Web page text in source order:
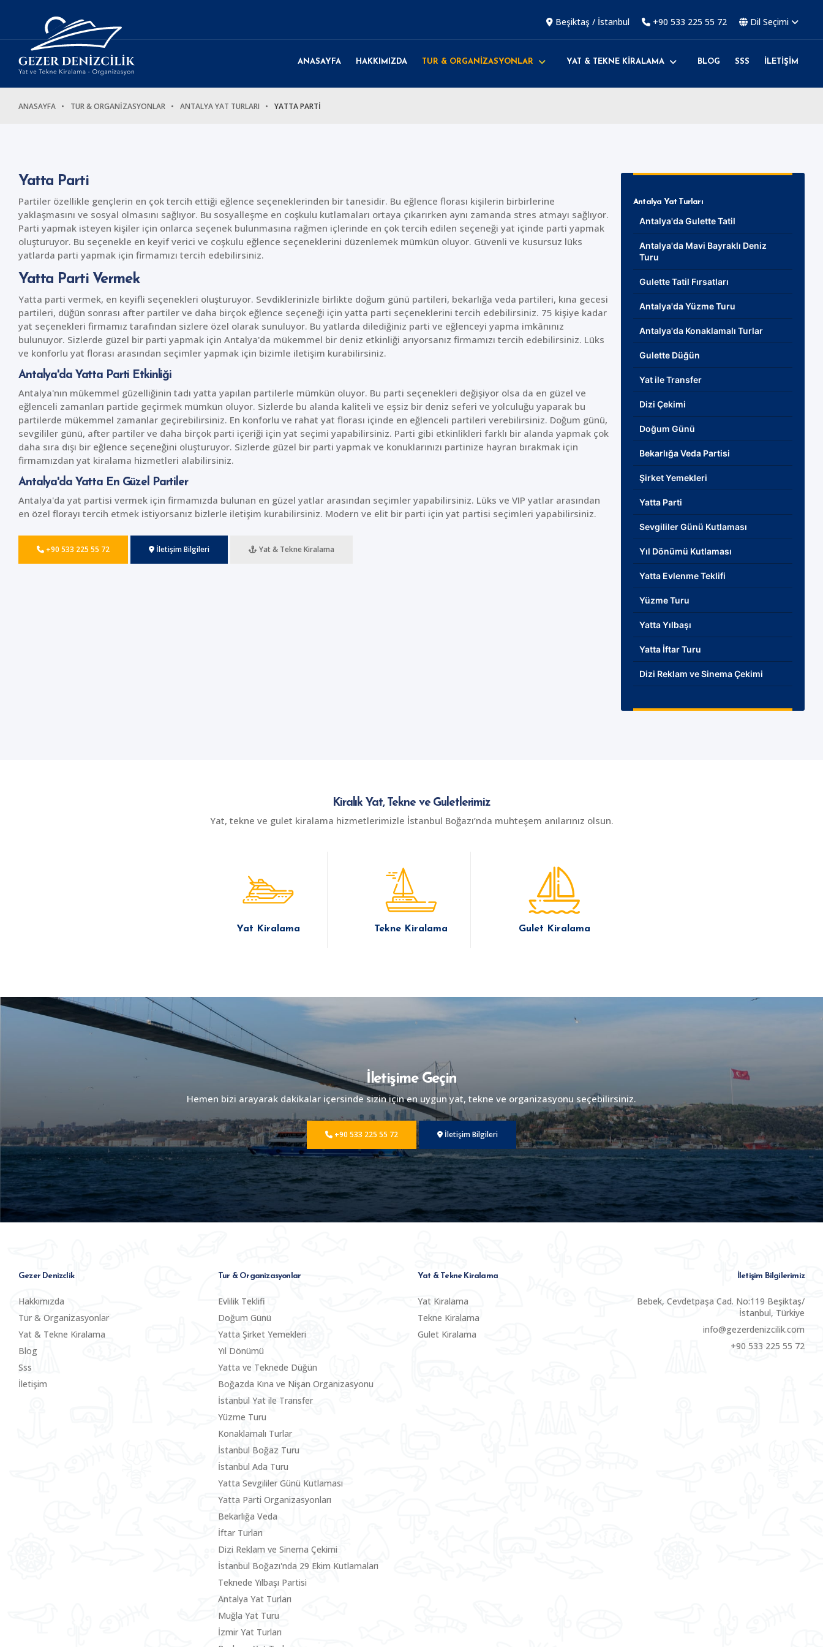
Beşiktaş / İstanbul +90 533 225 55 72 Dil Seçimi
ANASAYFA HAKKIMIZDA TUR & ORGANİZASYONLAR YAT & TEKNE KİRALAMA BLOG SSS İLETİŞİM
ANASAYFA TUR & ORGANİZASYONLAR ANTALYA YAT TURLARI YATTA PARTİ
Yatta Parti
Partiler özellikle gençlerin en çok tercih ettiği eğlence seçeneklerinden bir tanesidir. Bu eğlence florası kişilerin birbirlerine
yaklaşmasını ve sosyal olmasını sağlıyor. Bu sosyalleşme en coşkulu kutlamaları ortaya çıkarırken aynı zamanda stres atmayı sağlıyor.
Parti yapmak isteyen kişiler için onlarca seçenek bulunmasına rağmen içlerinde en çok tercih edilen seçeneği yat içinde parti yapmak
oluşturuyor. Bu seçenekle en keyif verici ve coşkulu eğlence seçeneklerini düzenlemek mümkün oluyor. Güvenli ve kusursuz lüks
yatlarda parti yapmak için firmamızı tercih edebilirsiniz.
Yatta Parti Vermek
Yatta parti vermek, en keyifli seçenekleri oluşturuyor. Sevdiklerinizle birlikte doğum günü partileri, bekarlığa veda partileri, kına gecesi
partileri, düğün sonrası after partiler ve daha birçok eğlence seçeneği için yatta parti seçeneklerini tercih edebilirsiniz. 75 kişiye kadar
yat seçenekleri firmamız tarafından sizlere özel olarak sunuluyor. Bu yatlarda dilediğiniz parti ve eğlenceyi yapma imkânınız
bulunuyor. Sizlerde güzel bir parti yapmak için Antalya'da mükemmel bir deniz etkinliği arıyorsanız firmamızı tercih edebilirsiniz. Lüks
ve konforlu yat florası arasından seçimler yapmak için bizimle iletişim kurabilirsiniz.
Antalya'da Yatta Parti Etkinliği
Antalya'nın mükemmel güzelliğinin tadı yatta yapılan partilerle mümkün oluyor. Bu parti seçenekleri değişiyor olsa da en güzel ve
eğlenceli zamanları partide geçirmek mümkün oluyor. Sizlerde bu alanda kaliteli ve eşsiz bir deniz seferi ve yolculuğu yaparak bu
partilerde mükemmel zamanlar geçirebilirsiniz. En konforlu ve rahat yat florası içinde en eğlenceli partileri verebilirsiniz. Doğum günü,
sevgililer günü, after partiler ve daha birçok parti içeriği için yat seçimi yapabilirsiniz. Parti gibi etkinlikleri farklı bir alanda yapmak çok
daha sıra dışı bir eğlence seçeneğini oluşturuyor. Sizlerde güzel bir parti yapmak ve konuklarınızı partinize hayran bırakmak için
firmamızdan yat kiralama hizmetleri alabilirsiniz.
Antalya'da Yatta En Güzel Partiler
Antalya'da yat partisi vermek için firmamızda bulunan en güzel yatlar arasından seçimler yapabilirsiniz. Lüks ve VIP yatlar arasından
en özel florayı tercih etmek istiyorsanız bizlerle iletişim kurabilirsiniz. Modern ve elit bir parti için yat partisi seçimleri yapabilirsiniz.
+90 533 225 55 72 İletişim Bilgileri Yat & Tekne Kiralama
Antalya Yat Turları
Antalya'da Gulette Tatil
Antalya'da Mavi Bayraklı Deniz
Turu
Gulette Tatil Fırsatları
Antalya'da Yüzme Turu
Antalya'da Konaklamalı Turlar
Gulette Düğün
Yat ile Transfer
Dizi Çekimi
Doğum Günü
Bekarlığa Veda Partisi
Şirket Yemekleri
Yatta Parti
Sevgililer Günü Kutlaması
Yıl Dönümü Kutlaması
Yatta Evlenme Teklifi
Yüzme Turu
Yatta Yılbaşı
Yatta İftar Turu
Dizi Reklam ve Sinema Çekimi
Kiralık Yat, Tekne ve Guletlerimiz
Yat, tekne ve gulet kiralama hizmetlerimizle İstanbul Boğazı’nda muhteşem anılarınız olsun.
Yat Kiralama Tekne Kiralama Gulet Kiralama
İletişime Geçin
Hemen bizi arayarak dakikalar içersinde sizin için en uygun yat, tekne ve organizasyonu seçebilirsiniz.
+90 533 225 55 72 İletişim Bilgileri
Gezer Denizclik
Hakkımızda
Tur & Organizasyonlar
Yat & Tekne Kiralama
Blog
Sss
İletişim
Tur & Organizasyonlar
Evlilik Teklifi
Doğum Günü
Yatta Şirket Yemekleri
Yıl Dönümü
Yatta ve Teknede Düğün
Boğazda Kına ve Nişan Organizasyonu
İstanbul Yat ile Transfer
Yüzme Turu
Konaklamalı Turlar
İstanbul Boğaz Turu
İstanbul Ada Turu
Yatta Sevgililer Günü Kutlaması
Yatta Parti Organizasyonları
Bekarlığa Veda
İftar Turları
Dizi Reklam ve Sinema Çekimi
İstanbul Boğazı'nda 29 Ekim Kutlamaları
Teknede Yılbaşı Partisi
Antalya Yat Turları
Muğla Yat Turu
İzmir Yat Turları
Yat & Tekne Kiralama
Yat Kiralama
Tekne Kiralama
Gulet Kiralama
İletişim Bilgilerimiz
Bebek, Cevdetpaşa Cad. No:119 Beşiktaş/
İstanbul, Türkiye
info@gezerdenizcilik.com
+90 533 225 55 72